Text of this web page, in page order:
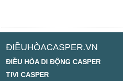
ĐIỀUHÒACASPER.VN
ĐIỀU HÒA DI ĐỘNG CASPER
TIVI CASPER